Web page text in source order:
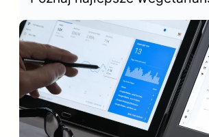
wegańskie restauracje w
które od lat cieszą się
popularnością wśród
turystów odwiedzających